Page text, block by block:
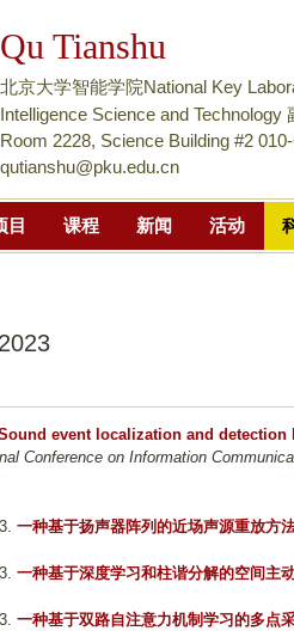
到
页
面
主
Qu Tianshu
北京大学智能学院National Key
Intelligence Science and Technology
Room 2228, Science Building #2
qutianshu@pku.edu.cn
目 课程 新闻 活动
event localization and
Conference on Information
一种基于扬声器阵列的近场声源重放方
一种基于深度学习和柱谐分解的空间主
一种基于双路自注意力机制学习的多点